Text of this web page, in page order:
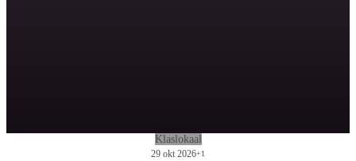
Klaslokaal
29 okt 2026+1